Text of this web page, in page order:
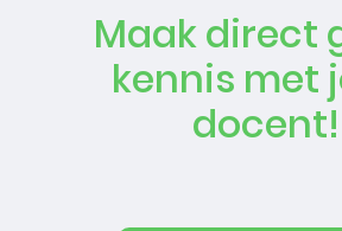
Maak direct
kennis met
docent!